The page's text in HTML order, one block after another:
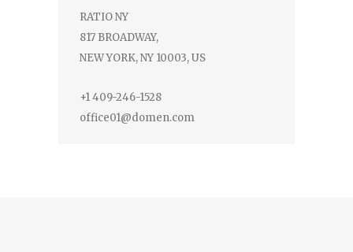
RATIO NY
817 BROADWAY,
NEW YORK, NY 10003, US
+1 409-246-1528
office01@domen.com